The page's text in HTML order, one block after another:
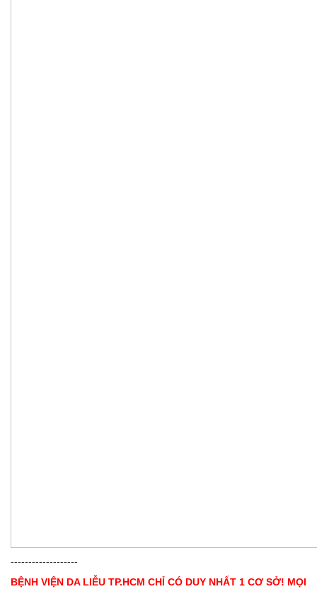
-------------------
BỆNH VIỆN DA LIỄU TP.HCM CHỈ CÓ DUY NHẤT 1 CƠ SỞ! MỌI